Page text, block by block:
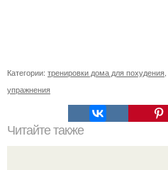
Категории: тренировки дома для похудения
упражнения
Читайте также